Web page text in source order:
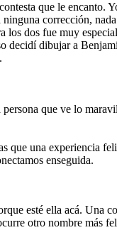
que le encanto.
corrección,
los dos fue muy
decidí dibujar a
que ve lo
que una experiencia
enseguida.
esté ella acá. Una
otro nombre más